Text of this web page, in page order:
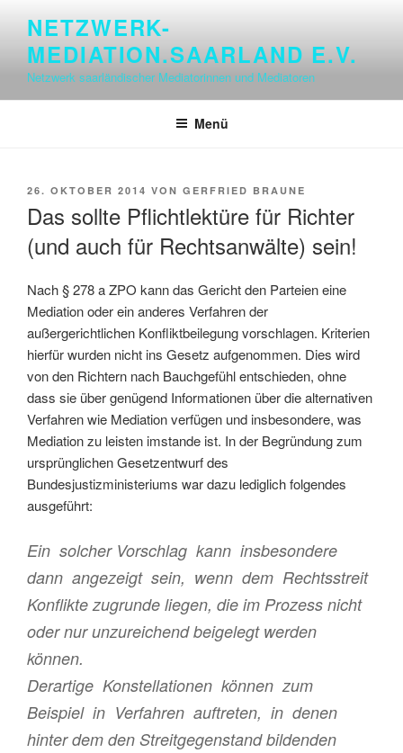
springen
NETZWERK-
MEDIATION.SAARLAND E.V.
Netzwerk saarländischer Mediatorinnen und Mediatoren
Menü
VERÖFFENTLICHT
26. OKTOBER 2014 VON GERFRIED BRAUNE
Das sollte Pflichtlektüre für Richter
(und auch für Rechtsanwälte) sein!
Nach § 278 a ZPO kann das Gericht den Parteien eine
Mediation oder ein anderes Verfahren der
außergerichtlichen Konfliktbeilegung vorschlagen. Kriterien
hierfür wurden nicht ins Gesetz aufgenommen. Dies wird
von den Richtern nach Bauchgefühl entschieden, ohne
dass sie über genügend Informationen über die alternativen
Verfahren wie Mediation verfügen und insbesondere, was
Mediation zu leisten imstande ist. In der Begründung zum
ursprünglichen Gesetzentwurf des
Bundesjustizministeriums war dazu lediglich folgendes
ausgeführt:
Ein solcher Vorschlag kann insbesondere
dann angezeigt sein, wenn dem Rechtsstreit
Konflikte zugrunde liegen, die im Prozess nicht
oder nur unzureichend beigelegt werden
können.
Derartige Konstellationen können zum
Beispiel in Verfahren auftreten, in denen
hinter dem den Streitgegenstand bildenden